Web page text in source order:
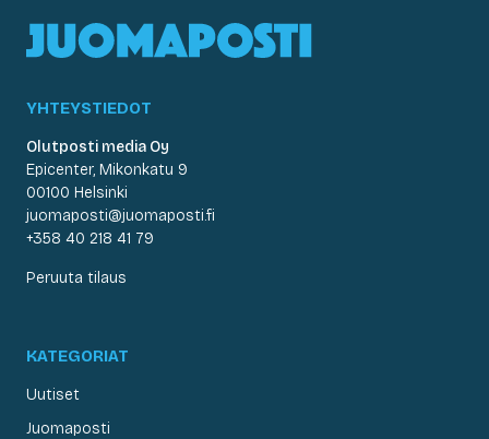
YHTEYSTIEDOT
Olutposti media Oy
Epicenter, Mikonkatu 9
00100 Helsinki
juomaposti@juomaposti.fi
+358 40 218 41 79
Peruuta tilaus
KATEGORIAT
Uutiset
Juomaposti